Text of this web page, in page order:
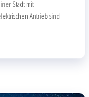
Stadt mit
Antrieb sind